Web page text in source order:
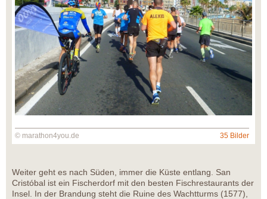
© marathon4you.de 35 Bilder
Weiter geht es nach Süden, immer die Küste entlang. San
Cristóbal ist ein Fischerdorf mit den besten Fischrestaurants der
Insel. In der Brandung steht die Ruine des Wachtturms (1577),